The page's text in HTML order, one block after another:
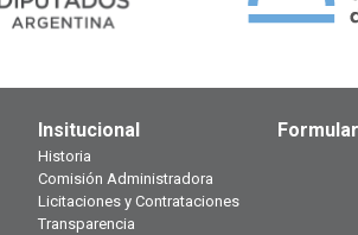
Insitucional
Historia
Comisión Administradora
Licitaciones y Contrataciones
Transparencia